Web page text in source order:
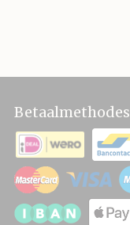
Betaalmethodes